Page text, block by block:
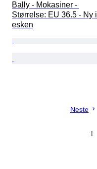
Bally - Mokasiner -
Størrelse: EU 36.5 - Ny i
esken
Neste
1